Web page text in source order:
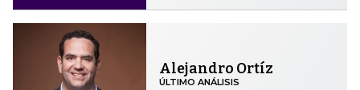
Alejandro Ortíz
ÚLTIMO ANÁLISIS